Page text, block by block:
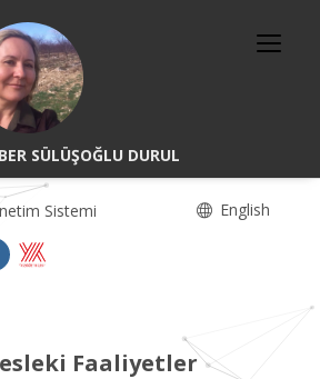
SÜLÜŞOĞLU DURUL
Sistemi English
Faaliyetler